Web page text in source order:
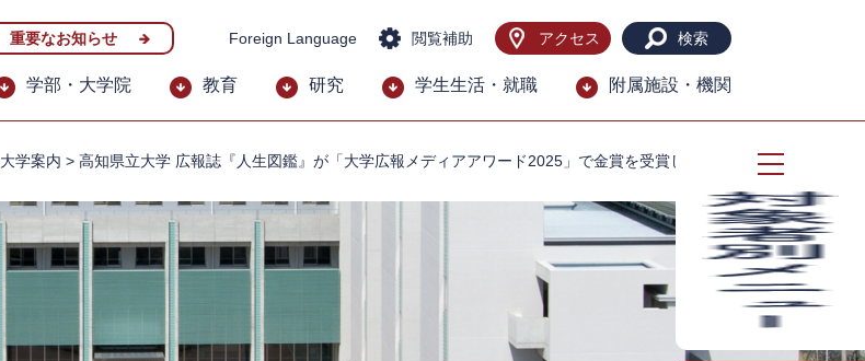
重要なお知らせ Foreign Language 閲覧補助 アクセス 検索
学部・大学院 教育 研究 学生生活・就職 附属施設・機関
大学案内 > 高知県立大学 広報誌『人生図鑑』が「大学広報メディアアワード2025」で金賞を受賞しました